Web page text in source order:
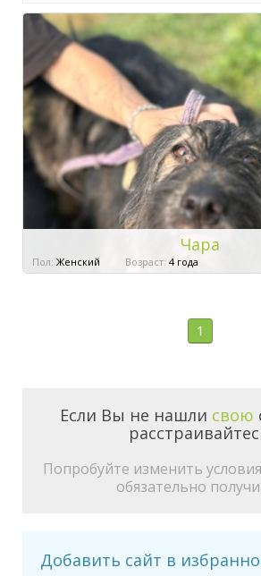
Чара
Пол: Женский Возраст: 4 года
1
Если Вы не нашли свою
Попробуйте изменить
обязательно
Добавить сайт в